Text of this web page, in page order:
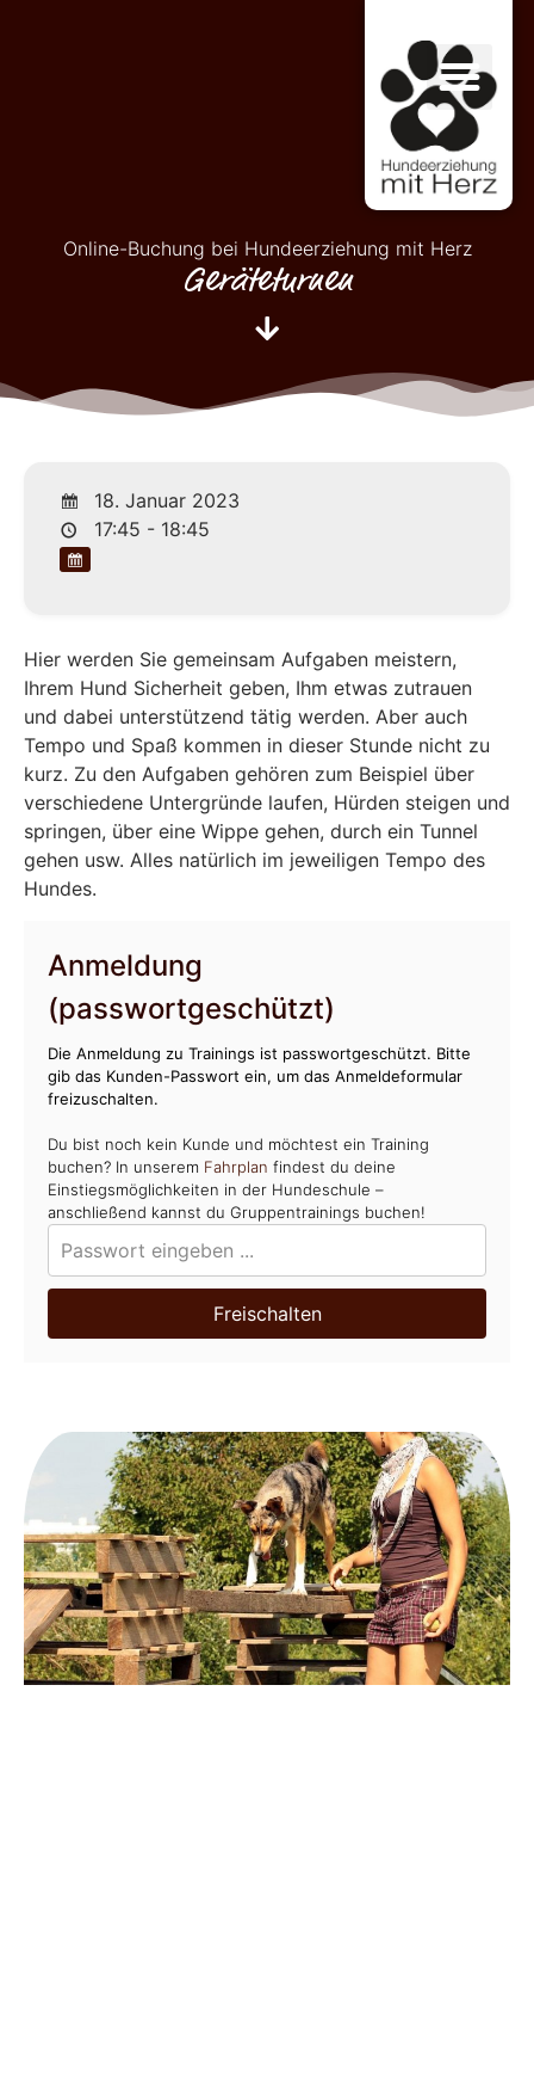
Online-Buchung bei Hundeerziehung mit Herz
Geräteturnen
18. Januar 2023
17:45 - 18:45
Hier werden Sie gemeinsam Aufgaben meistern,
Ihrem Hund Sicherheit geben, Ihm etwas zutrauen
und dabei unterstützend tätig werden. Aber auch
Tempo und Spaß kommen in dieser Stunde nicht zu
kurz. Zu den Aufgaben gehören zum Beispiel über
verschiedene Untergründe laufen, Hürden steigen und
springen, über eine Wippe gehen, durch ein Tunnel
gehen usw. Alles natürlich im jeweiligen Tempo des
Hundes.
Anmeldung
(passwortgeschützt)
Die Anmeldung zu Trainings ist passwortgeschützt. Bitte
gib das Kunden-Passwort ein, um das Anmeldeformular
freizuschalten.
Du bist noch kein Kunde und möchtest ein Training
buchen? In unserem Fahrplan findest du deine
Einstiegsmöglichkeiten in der Hundeschule –
anschließend kannst du Gruppentrainings buchen!
Freischalten